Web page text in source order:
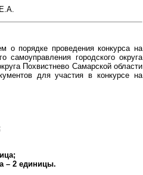
о порядке проведения конкурса на
городского округа
Похвистнево Самарской области
для участия в конкурсе на
– 2 единицы.